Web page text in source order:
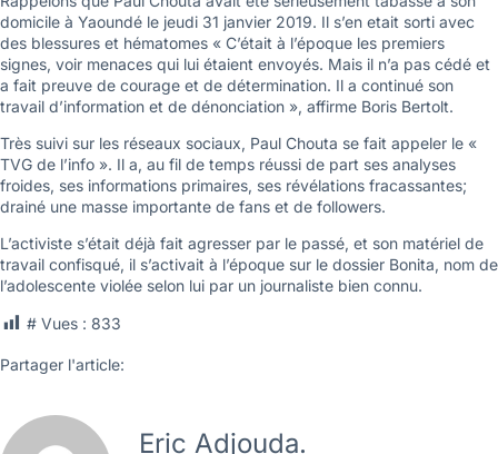
domicile à Yaoundé le jeudi 31 janvier 2019. Il s’en etait sorti avec
des blessures et hématomes « C’était à l’époque les premiers
signes, voir menaces qui lui étaient envoyés. Mais il n’a pas cédé et
a fait preuve de courage et de détermination. Il a continué son
travail d’information et de dénonciation », affirme Boris Bertolt.
Très suivi sur les réseaux sociaux, Paul Chouta se fait appeler le «
TVG de l’info ». Il a, au fil de temps réussi de part ses analyses
froides, ses informations primaires, ses révélations fracassantes;
drainé une masse importante de fans et de followers.
L’activiste s’était déjà fait agresser par le passé, et son matériel de
travail confisqué, il s’activait à l’époque sur le dossier Bonita, nom de
l’adolescente violée selon lui par un journaliste bien connu.
# Vues : 833
Partager l'article:
Eric Adjouda.